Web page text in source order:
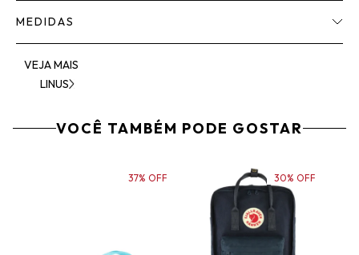
MEDIDAS
VEJA MAIS
LINUS
VOCÊ TAMBÉM PODE GOSTAR
37% OFF 30% OFF